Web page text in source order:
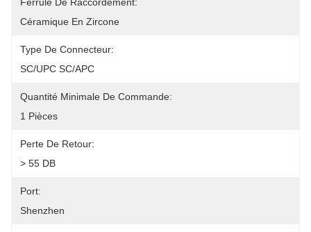
Céramique En Zircone
Type De Connecteur:
SC/UPC SC/APC
Quantité Minimale De Commande:
1 Pièces
Perte De Retour:
> 55 DB
Port:
Shenzhen